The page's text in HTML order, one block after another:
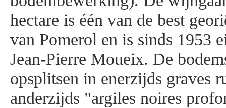
hectare is één van de best
van Pomerol en is sinds 1953
Jean-Pierre Moueix. De
opsplitsen in enerzijds graves
anderzijds "argiles noires